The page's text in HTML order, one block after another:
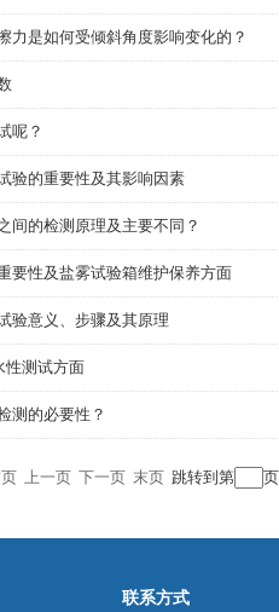
力是如何受倾斜角度影响变化的？
呢？
验的重要性及其影响因素
间的检测原理及主要不同？
要性及盐雾试验箱维护保养方面
验意义、步骤及其原理
性测试方面
测的必要性？
上一页 下一页 末页 跳转到第
联系方式